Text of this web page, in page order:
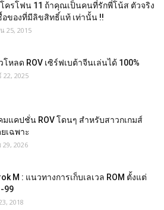
โครโฟน 11 ถ้าคุณเป็นคนที่รักพี่โน้ส ตัวจริง
อของที่มีลิขสิทธิ์แท้ เท่านั้น !!
25, 2015
หลด ROV เซิร์ฟเบต้าจีนเล่นได้ 100%
2025
มแคปชั่น ROV โดนๆ สำหรับสาวกเกมส์
ยเฉพาะ
2026
M : แนวทางการเก็บเลเวล ROM ตั้งแต่
99
2018